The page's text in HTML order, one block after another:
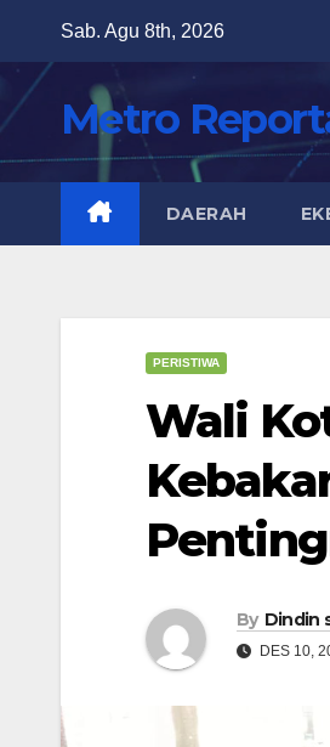
content
Sab. Agu 8th, 2026
Metro
DAERAH
PERISTIWA
Wali
By Dindin
DES 10,